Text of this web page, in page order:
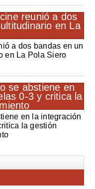
a dos bandas en un
en La Pola Siero
en la integración
la gestión